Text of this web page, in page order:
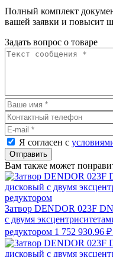
Полный комплект
вашей заявки и повысит
Задать вопрос о товаре
Я согласен с
Отправить
Вам также может
Затвор DENDOR 023F
c двумя
редуктором 1 752 930.96 ₽